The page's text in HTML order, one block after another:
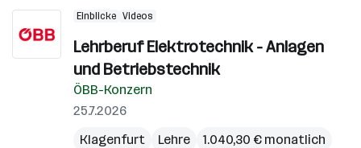
Einblicke Videos
Lehrberuf Elektrotechnik - Anlagen
und Betriebstechnik
ÖBB-Konzern
25.7.2026
Klagenfurt
Lehre 1.040,30 € monatlich